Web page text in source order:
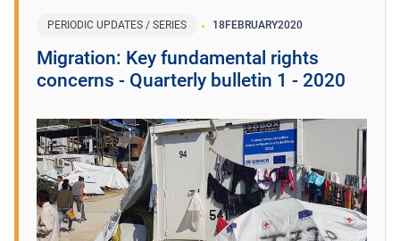
PERIODIC UPDATES / SERIES 18FEBRUARY2020
Migration: Key fundamental rights
concerns - Quarterly bulletin 1 - 2020